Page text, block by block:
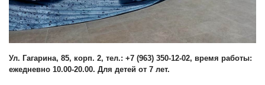
Ул. Гагарина, 85, корп. 2, тел.: +7 (963) 350-12-02, время работы:
ежедневно 10.00-20.00. Для детей от 7 лет.